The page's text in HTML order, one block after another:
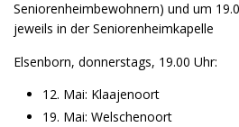
Seniorenheimbewohnern) und um
jeweils in der Seniorenheimkapelle
Elsenborn, donnerstags, 19.00 Uhr:
12. Mai: Klaajenoort
19. Mai: Welschenoort